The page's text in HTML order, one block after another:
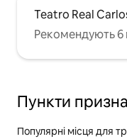
Teatro Real
Рекомендують 6
Пункти
Популярні місця для